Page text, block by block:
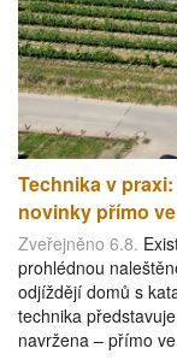
Technika v
novinky přímo
Zveřejněno 6.8.
prohlédnou
odjíždějí domů s
technika
navržena – přímo